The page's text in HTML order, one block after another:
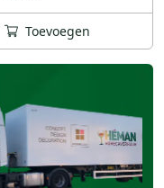
Toevoegen